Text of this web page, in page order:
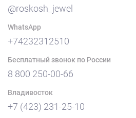
@roskosh_jewel
WhatsApp
+74232312510
Бесплатный звонок по России
8 800 250-00-66
Владивосток
+7 (423) 231-25-10